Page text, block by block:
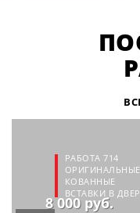
РАБОТА 714
ОРИГИНАЛЬНЫЕ
КОВАННЫЕ
ВСТАВКИ В
8 000 руб.